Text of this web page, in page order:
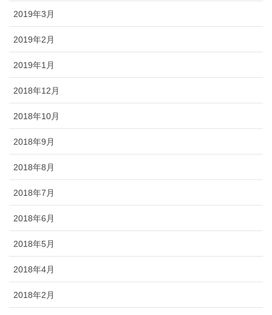
2019年3月
2019年2月
2019年1月
2018年12月
2018年10月
2018年9月
2018年8月
2018年7月
2018年6月
2018年5月
2018年4月
2018年2月